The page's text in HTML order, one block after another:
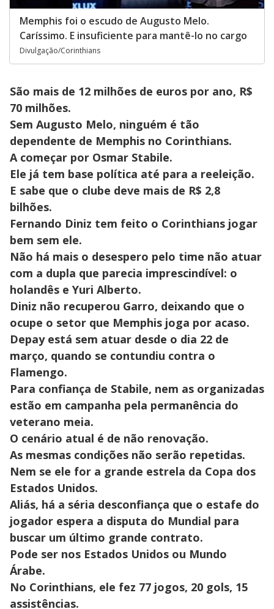
Memphis foi o escudo de Augusto Melo.
Caríssimo. E insuficiente para mantê-lo no cargo
Divulgação/Corinthians
São mais de 12 milhões de euros por ano, R$
70 milhões.
Sem Augusto Melo, ninguém é tão
dependente de Memphis no Corinthians.
A começar por Osmar Stabile.
Ele já tem base política até para a reeleição.
E sabe que o clube deve mais de R$ 2,8
bilhões.
Fernando Diniz tem feito o Corinthians jogar
bem sem ele.
Não há mais o desespero pelo time não atuar
com a dupla que parecia imprescindível: o
holandês e Yuri Alberto.
Diniz não recuperou Garro, deixando que o
ocupe o setor que Memphis joga por acaso.
Depay está sem atuar desde o dia 22 de
março, quando se contundiu contra o
Flamengo.
Para confiança de Stabile, nem as organizadas
estão em campanha pela permanência do
veterano meia.
O cenário atual é de não renovação.
As mesmas condições não serão repetidas.
Nem se ele for a grande estrela da Copa dos
Estados Unidos.
Aliás, há a séria desconfiança que o estafe do
jogador espera a disputa do Mundial para
buscar um último grande contrato.
Pode ser nos Estados Unidos ou Mundo
Árabe.
No Corinthians, ele fez 77 jogos, 20 gols, 15
assistências.